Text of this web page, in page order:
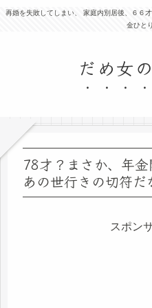
再婚を失敗してしまい、 家庭内別居後、６６
金ひと
だめ女
78才？まさか、年金
あの世行きの切符だ
スポン